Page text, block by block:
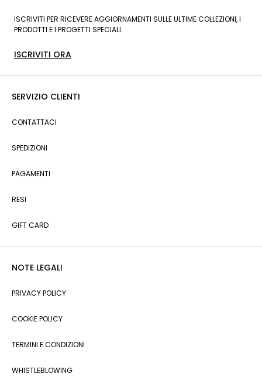
ISCRIVITI PER RICEVERE AGGIORNAMENTI SULLE ULTIME COLLEZIONI, I
PRODOTTI E I PROGETTI SPECIALI.
ISCRIVITI ORA
SERVIZIO CLIENTI
CONTATTACI
SPEDIZIONI
PAGAMENTI
RESI
GIFT CARD
NOTE LEGALI
PRIVACY POLICY
COOKIE POLICY
TERMINI E CONDIZIONI
WHISTLEBLOWING